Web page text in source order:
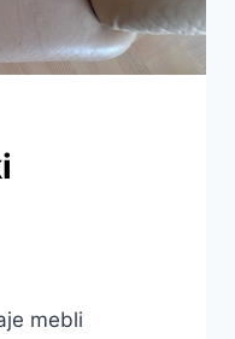
mebli